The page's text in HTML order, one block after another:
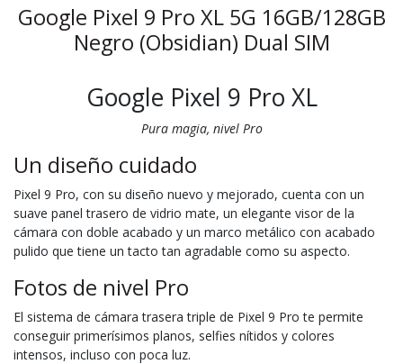
Google Pixel 9 Pro XL 5G 16GB/128GB
Negro (Obsidian) Dual SIM
Google Pixel 9 Pro XL
Pura magia, nivel Pro
Un diseño cuidado
Pixel 9 Pro, con su diseño nuevo y mejorado, cuenta con un
suave panel trasero de vidrio mate, un elegante visor de la
cámara con doble acabado y un marco metálico con acabado
pulido que tiene un tacto tan agradable como su aspecto.
Fotos de nivel Pro
El sistema de cámara trasera triple de Pixel 9 Pro te permite
conseguir primerísimos planos, selfies nítidos y colores
intensos, incluso con poca luz.